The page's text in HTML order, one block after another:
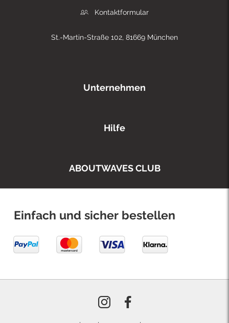
Kontaktformular
St.-Martin-Straße 102, 81669 München
Unternehmen
Hilfe
ABOUTWAVES CLUB
Einfach und sicher bestellen